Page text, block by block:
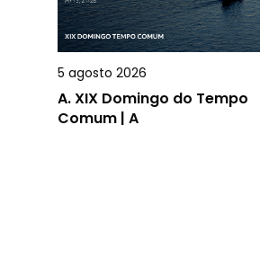
5 agosto 2026
A.XIX Domingo do Tempo
Comum | A